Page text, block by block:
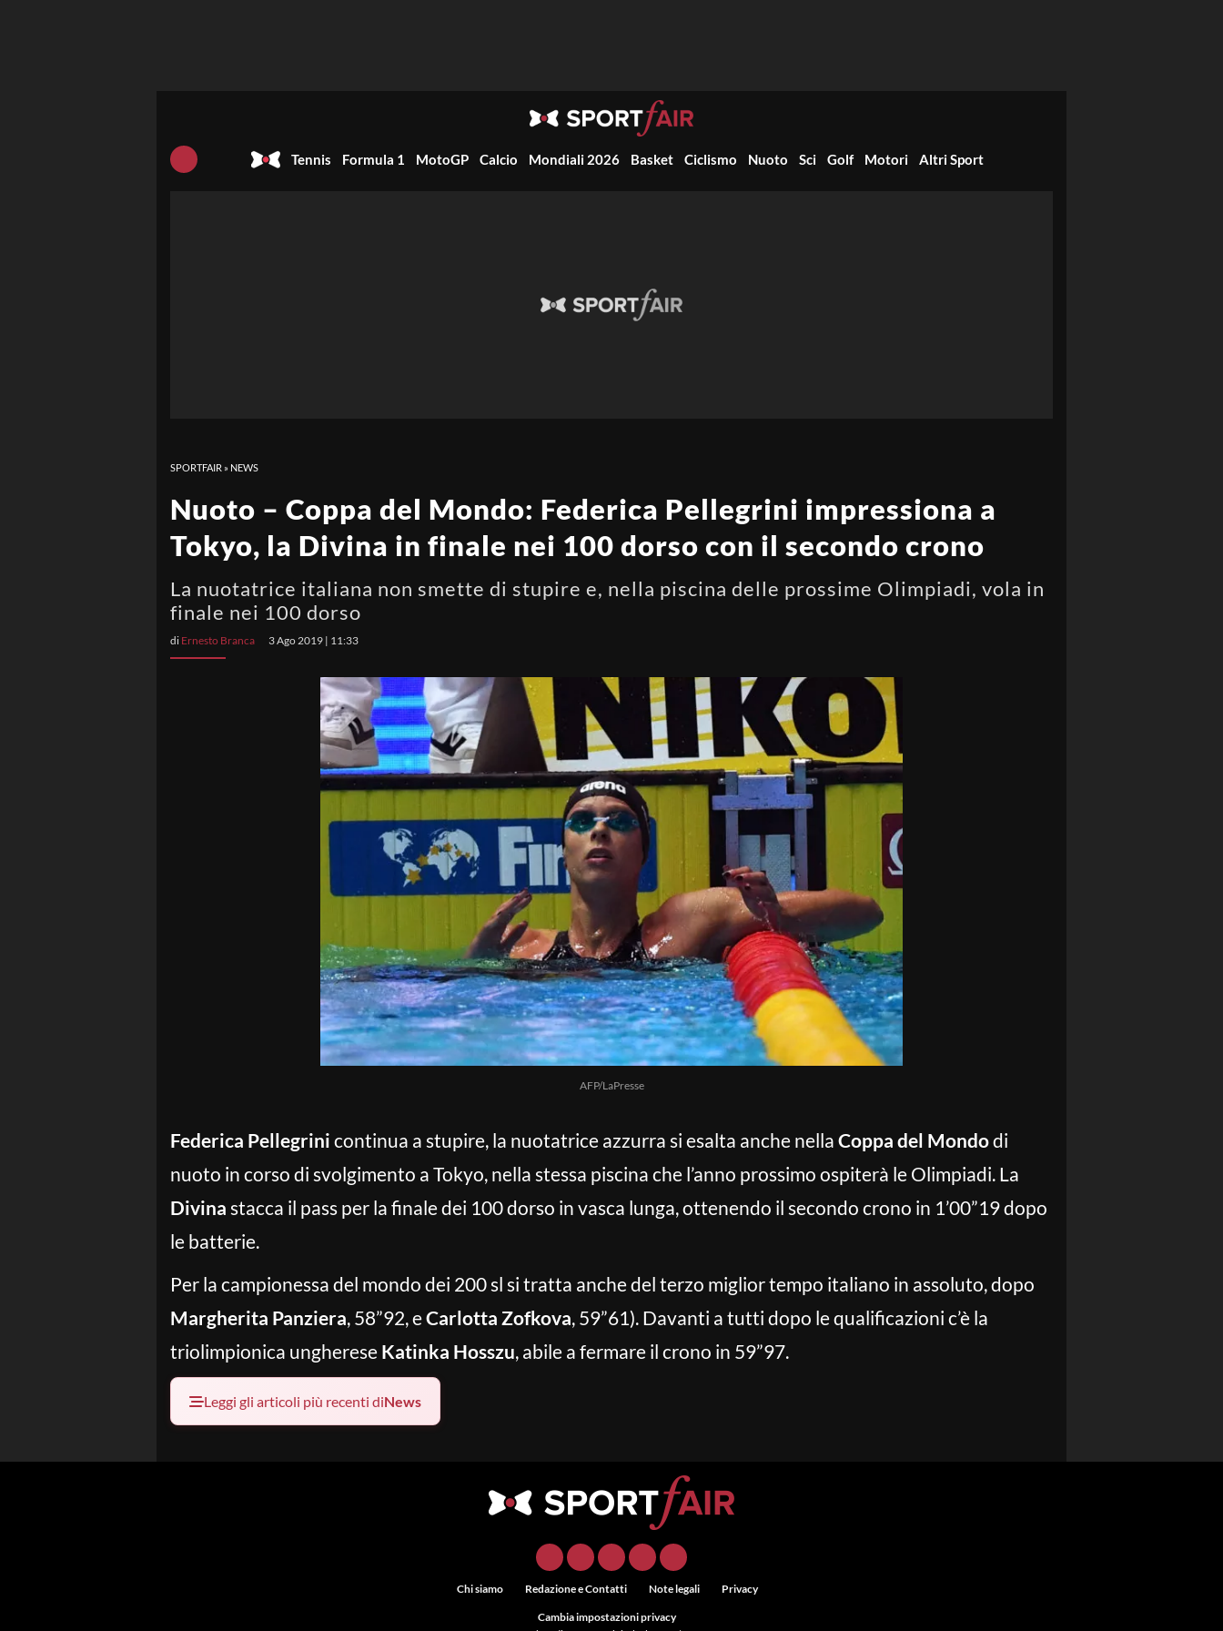
Tennis Formula 1 MotoGP Calcio Mondiali 2026 Basket Ciclismo Nuoto Sci Golf Motori Altri Sport
SPORTFAIR » NEWS
Nuoto – Coppa del Mondo: Federica Pellegrini impressiona a
Tokyo, la Divina in finale nei 100 dorso con il secondo crono
La nuotatrice italiana non smette di stupire e, nella piscina delle prossime Olimpiadi, vola in
finale nei 100 dorso
di Ernesto Branca 3 Ago 2019 | 11:33
AFP/LaPresse
Federica Pellegrini continua a stupire, la nuotatrice azzurra si esalta anche nella Coppa del Mondodi
nuoto in corso di svolgimento a Tokyo, nella stessa piscina che l’anno prossimo ospiterà le Olimpiadi. La
Divina stacca il pass per la finale dei 100 dorso in vasca lunga, ottenendo il secondo crono in 1’00”19 dopo
le batterie.
Per la campionessa del mondo dei 200 sl si tratta anche del terzo miglior tempo italiano in assoluto, dopo
Margherita Panziera, 58”92, eCarlotta Zofkova, 59”61). Davanti a tutti dopo le qualificazioni c’è la
triolimpionica ungherese Katinka Hosszu, abile a fermare il crono in 59”97.
Leggi gli articoli più recenti diNews
Chi siamo Redazione e Contatti Note legali Privacy
Cambia impostazioni privacy